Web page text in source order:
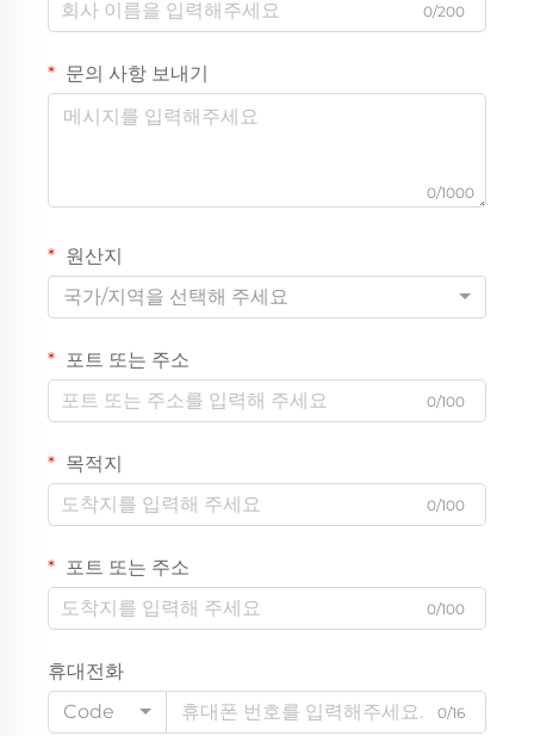
0/200
문의 사항 보내기
0/1000
원산지
국가/지역을 선택해 주세요
포트 또는 주소
0/100
목적지
0/100
포트 또는 주소
0/100
휴대전화
Code
0/16